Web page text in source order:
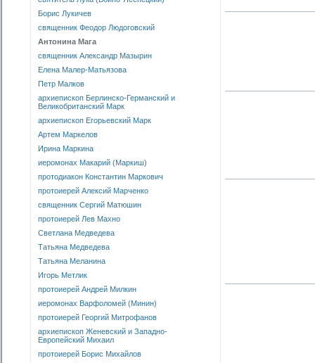
Борис Лукичев
священник Феодор Людоговский
Антонина Мага
священник Александр Мазырин
Елена Малер-Матьязова
Петр Малков
архиепископ Берлинско-Германский и
Великобританский Марк
архиепископ Егорьевский Марк
Артем Маркелов
Ирина Маркина
иеромонах Макарий (Маркиш)
протодиакон Константин Маркович
протоиерей Алексий Марченко
священник Сергий Матюшин
протоиерей Лев Махно
Светлана Медведева
Татьяна Медведева
Татьяна Меланина
Игорь Метлик
протоиерей Андрей Милкин
иеромонах Варфоломей (Минин)
протоиерей Георгий Митрофанов
архиепископ Женевский и Западно-
Европейский Михаил
протоиерей Борис Михайлов